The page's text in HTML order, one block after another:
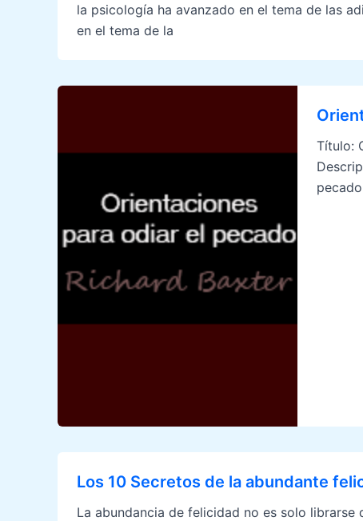
la psicología ha avanzado en el tema de las
en el tema de la
Título:
Los 10 Secretos de la abundante
La abundancia de felicidad no es solo